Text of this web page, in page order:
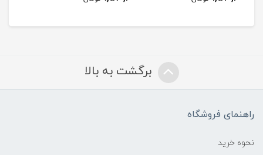
برگشت به بالا
راهنمای فروشگاه
نحوه خرید